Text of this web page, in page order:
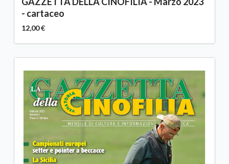
- cartaceo
12,00 €